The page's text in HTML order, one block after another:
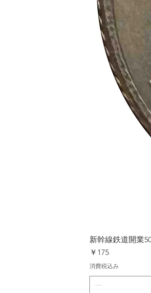
新幹線鉄道開業
価格
￥175
消費税込み